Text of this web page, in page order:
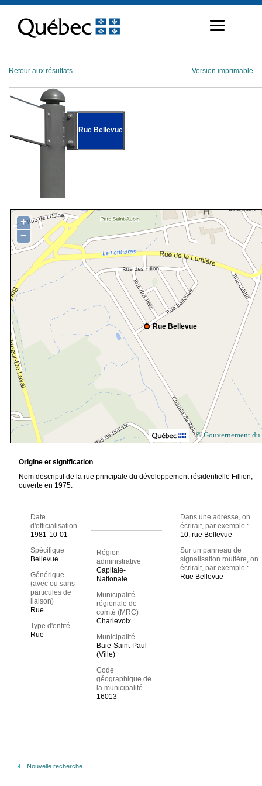
contenu
Retour aux résultats Version imprimable
Rue Bellevue
Rue Bellevue
+
−
© Gouvernement du
Origine et signification
Nom descriptif de la rue principale du développement résidentielle Fillion,
ouverte en 1975.
Date
d'officialisation
1981-10-01
Spécifique
Bellevue
Générique
(avec ou sans
particules de
liaison)
Rue
Type d'entité
Rue
Région
administrative
Capitale-
Nationale
Municipalité
régionale de
comté (MRC)
Charlevoix
Municipalité
Baie-Saint-Paul
(Ville)
Code
géographique de
la municipalité
16013
Dans une adresse, on
écrirait, par exemple :
10, rue Bellevue
Sur un panneau de
signalisation routière, on
écrirait, par exemple :
Rue Bellevue
Nouvelle recherche